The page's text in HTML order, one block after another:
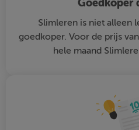
Goedkoper
Slimleren is niet alleen
goedkoper. Voor de prijs
hele maand